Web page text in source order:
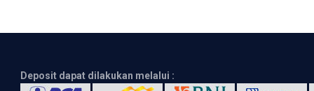
Deposit dapat dilakukan melalui :